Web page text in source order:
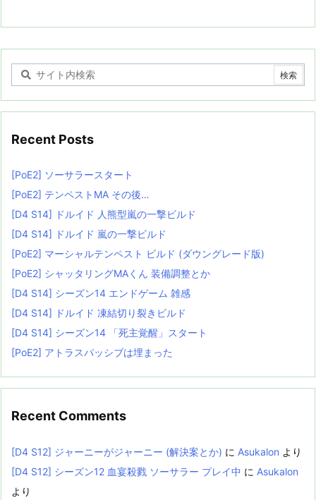
Recent Posts
[PoE2] ソーサラースタート
[PoE2] テンペストMA その後…
[D4 S14] ドルイド 人熊型嵐の一撃ビルド
[D4 S14] ドルイド 嵐の一撃ビルド
[PoE2] マーシャルテンペスト ビルド (ダウングレード版)
[PoE2] シャッタリングMAくん 装備調整とか
[D4 S14] シーズン14 エンドゲーム 雑感
[D4 S14] ドルイド 凍結切り裂きビルド
[D4 S14] シーズン14 「死主覚醒」スタート
[PoE2] アトラスパッシブは埋まった
Recent Comments
[D4 S12] ジャーニーがジャーニー (解決案とか) に Asukalon より
[D4 S12] シーズン12 血宴殺戮 ソーサラー プレイ中 に Asukalon
より